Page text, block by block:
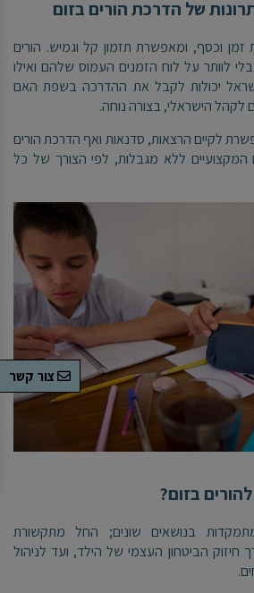
של הדרכת הורים בזום
זמן וכסף, ומאפשרת תזמון קל וגמיש. הורים
לוותר על לוח הזמנים העמוס שלהם ואילו
יכולות לקבל את ההדרכה בשפת האם
הישראלי, בצורה נוחה.
לקיים הרצאות, סדנאות ואף הדרכת הורים
המקצועיים ללא מגבלות, לפי הצורך של כל
בזום?
בנושאים שונים; החל מתקשורת
חיזוק הביטחון העצמי של הילד, ועד לניהול
.
צור קשר